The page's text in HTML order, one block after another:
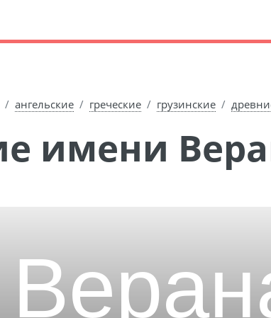
ангельские греческие грузинские
имени